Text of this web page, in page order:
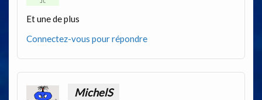
Et une de plus
Connectez-vous pour répondre
MichelS